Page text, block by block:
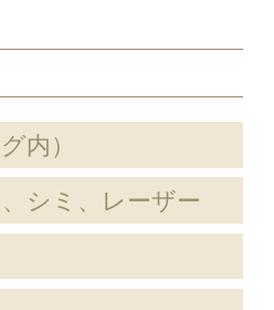
内）
シミ、レーザー